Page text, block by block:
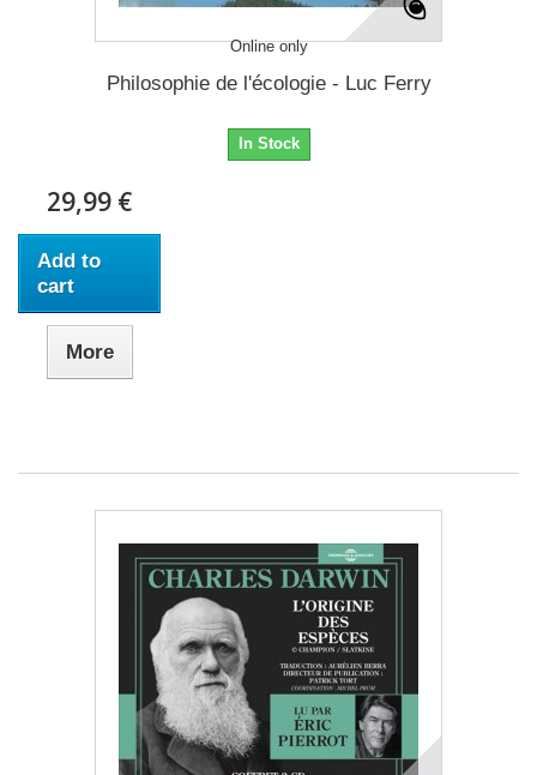
Online only
Philosophie de l'écologie - Luc Ferry
In Stock
29,99 €
Add to
cart
More